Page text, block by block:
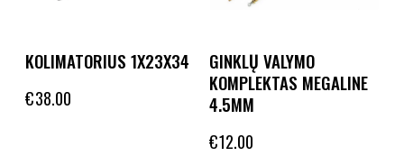
KOLIMATORIUS 1X23X34
€38.00
GINKLŲ VALYMO
KOMPLEKTAS MEGALINE
4.5MM
€12.00